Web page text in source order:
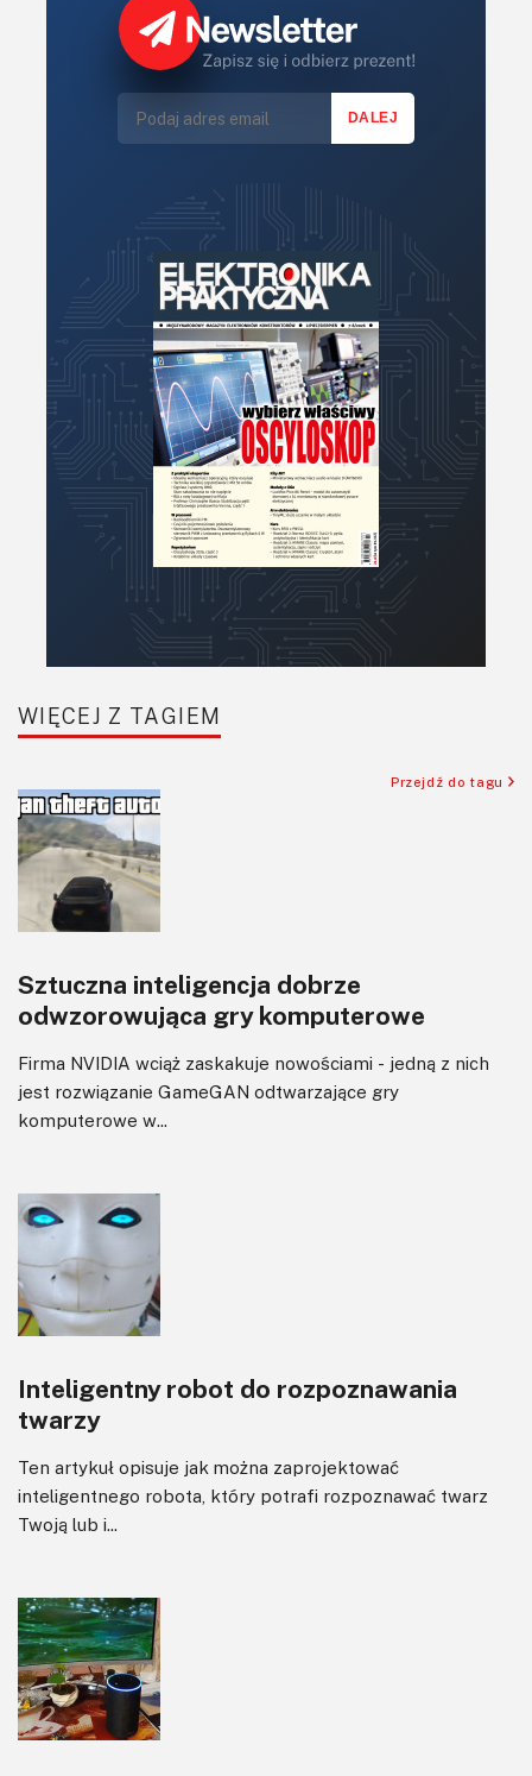
LED/LCD/OLED
Mechatronika
Optoelektronika
PCB/Montaż
Podstawy elektroniki
Podzespoły bierne
Półprzewodniki
Pomiary i testy
Projektowanie
Sensory
Software
Sterowanie
Transformatory
Tranzystory
Wzmacniacze
Zasilanie
WIĘCEJ Z TAGIEM
Przejdź do tagu
Sztuczna inteligencja dobrze
odwzorowująca gry komputerowe
Firma NVIDIA wciąż zaskakuje nowościami - jedną z nich
jest rozwiązanie GameGAN odtwarzające gry
komputerowe w...
Inteligentny robot do rozpoznawania
twarzy
Ten artykuł opisuje jak można zaprojektować
inteligentnego robota, który potrafi rozpoznawać twarz
Twoją lub i...